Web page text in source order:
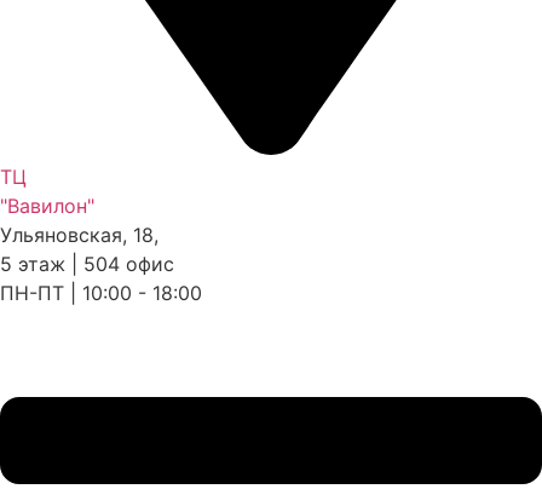
ТЦ
"Вавилон"
Ульяновская, 18,
5 этаж | 504 офис
ПН-ПТ | 10:00 - 18:00